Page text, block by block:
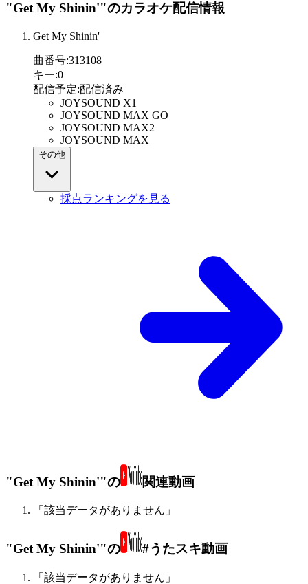
"Get My Shinin'"のカラオケ配信情報
Get My Shinin'
曲番号:313108
キー:0
配信予定:配信済み
JOYSOUND X1
JOYSOUND MAX GO
JOYSOUND MAX2
JOYSOUND MAX
その他
採点ランキングを見る
"Get My Shinin'"の 関連動画
「該当データがありません」
"Get My Shinin'"の #うたスキ動画
「該当データがありません」